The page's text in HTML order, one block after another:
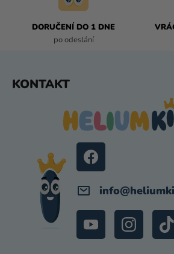
DORUČENÍ DO 1 DNE
po odeslání
KONTAKT
info@